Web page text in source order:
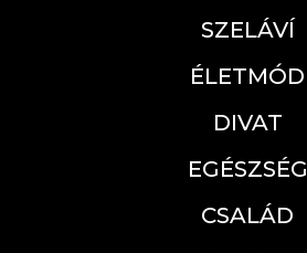
SZELÁVÍ
ÉLETMÓD
DIVAT
EGÉSZSÉG
CSALÁD